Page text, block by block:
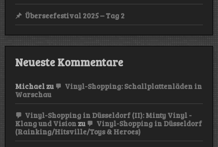
Überseefestival 2025 – Tag 2
Neueste Kommentare
Michaelzu
Vinyl-Shopping: Schallplattenläden in
Warschau
Vinyl-Shopping in Düsseldorf (II): Minty Vinyl -
Klang und Visionzu
Vinyl-Shopping in Düsseldorf
(Rainking/Hitsville/Toys & Heroes)